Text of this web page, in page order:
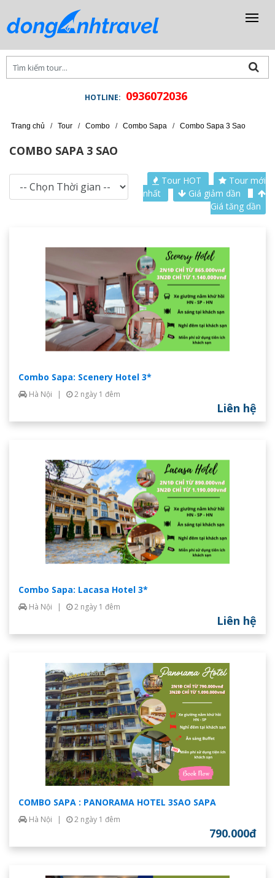
HOTLINE: 0936072036
Trang chủ / Tour / Combo / Combo Sapa / Combo Sapa 3 Sao
COMBO SAPA 3 SAO
Tour HOT
Tour mới
nhất
Giá giảm dần
Giá tăng dần
Combo Sapa: Scenery Hotel 3*
Hà Nội | 2 ngày 1 đêm
Liên hệ
Combo Sapa: Lacasa Hotel 3*
Hà Nội | 2 ngày 1 đêm
Liên hệ
COMBO SAPA : PANORAMA HOTEL 3SAO SAPA
Hà Nội | 2 ngày 1 đêm
790.000đ